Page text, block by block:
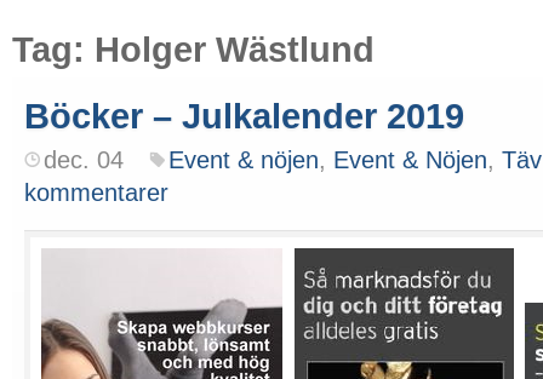
Tag: Holger Wästlund
Böcker – Julkalender 2019
dec. 04 Event & nöjen, Event & Nöjen,
kommentarer